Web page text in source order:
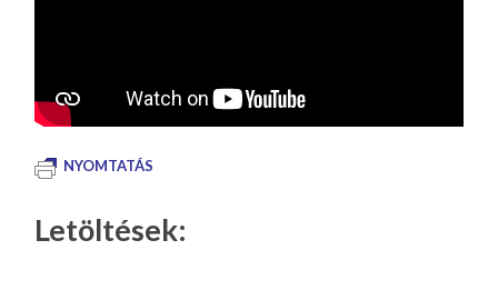
NYOMTATÁS
Letöltések: